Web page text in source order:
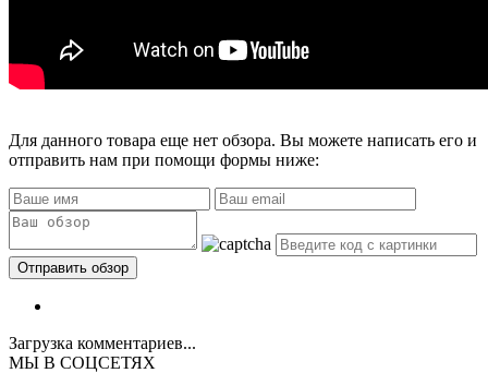
Для данного товара еще нет обзора. Вы можете написать его и
отправить нам при помощи формы ниже:
Загрузка комментариев...
МЫ В СОЦСЕТЯХ